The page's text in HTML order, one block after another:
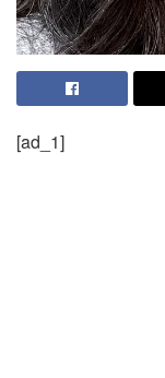
[ad_1]